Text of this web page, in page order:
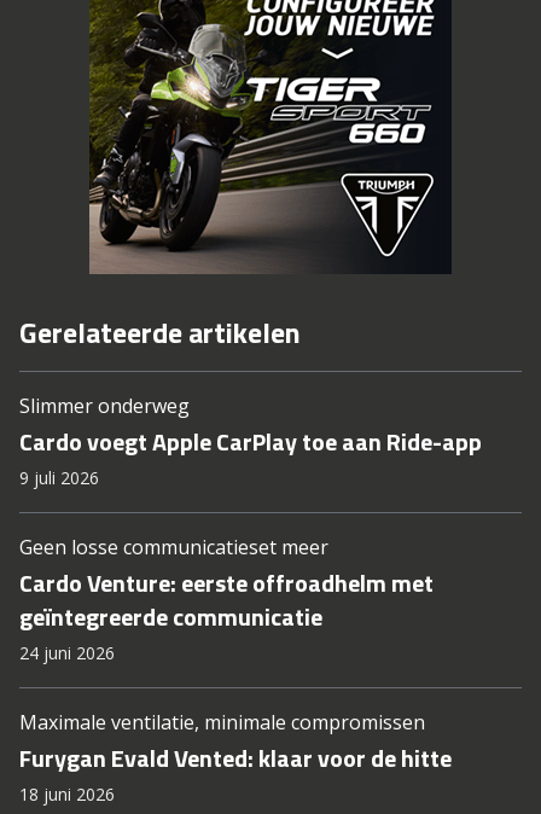
Gerelateerde artikelen
Slimmer onderweg
Cardo voegt Apple CarPlay toe aan Ride-app
9 juli 2026
Geen losse communicatieset meer
Cardo Venture: eerste offroadhelm met
geïntegreerde communicatie
24 juni 2026
Maximale ventilatie, minimale compromissen
Furygan Evald Vented: klaar voor de hitte
18 juni 2026